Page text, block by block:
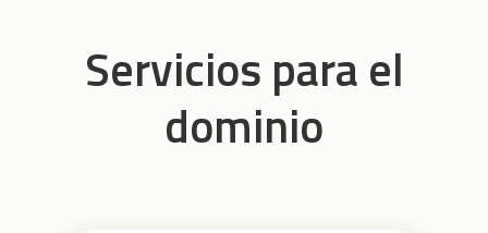
Servicios para el
dominio